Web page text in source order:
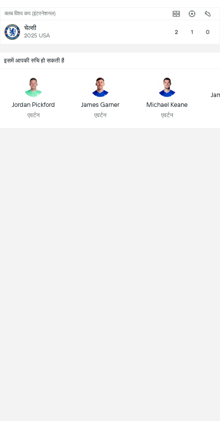
क्लब विश्व कप (इंटरनेशनल)
चेल्सी
2025 USA 2 1 0
इसमें आपकी रुचि हो सकती है
Jordan Pickford
एवर्टन
James Garner
एवर्टन
Michael Keane
एवर्टन